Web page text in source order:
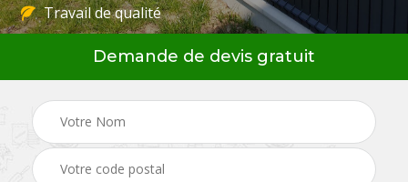
Travail de qualité
Demande de devis gratuit